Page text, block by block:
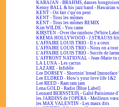
KARAJAN - BRAHMS, danses
Kenny BALL & his jazz band - Hawaiian
KENT - On fait c'qu'on peut
KENT - Tous les mômes
KENT - Tous les mômes REMIX
Kim WILDE - You came
KIRSTEN - Over the rainbow [White
KRÉMA HOLLYWOOD - J.STRAUSS
L'AFFAIRE LOUIS TRIO - Il y a ceux
L'AFFAIRE LOUIS TRIO - Nous on a tout
L'AFFAIRE LOUIS TRIO - Succès de
L'AFFRONT NATIONAL - Jean-Marie tu
LA LUNA - Les cactus
LAZARE - Infidèle
Lee DORSEY - Shortnin' bread
Lee ELDRED - How's your love life 1&2
Lee REED - Ram ram jam
Lena GOLD - Radio [Blue Label]
Leonard BERNSTEIN - Gaîté Parisienne
les JARDINS de l'OPÉRA - Meilleurs
les MAX VALENTIN - Les maux dits